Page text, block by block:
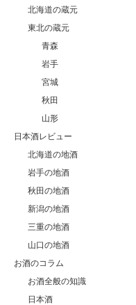
北海道の蔵元
東北の蔵元
青森
岩手
宮城
秋田
山形
日本酒レビュー
北海道の地酒
岩手の地酒
秋田の地酒
新潟の地酒
三重の地酒
山口の地酒
お酒のコラム
お酒全般の知識
日本酒